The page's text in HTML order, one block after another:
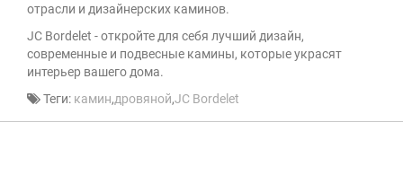
отрасли и дизайнерских каминов.
JC Bordelet - откройте для себя лучший дизайн,
современные и подвесные камины, которые украсят
интерьер вашего дома.
Теги: камин,дровяной,JC Bordelet